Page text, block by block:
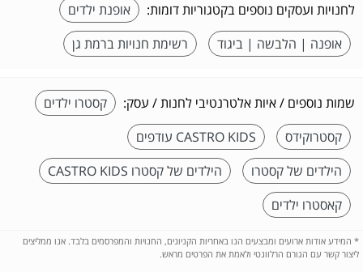
לחנויות ועסקים נוספים בקטגוריות דומות:
אופנת ילדים
אופנה | הלבשה | ביגוד
רשימת חנויות ברמת גן
שמות נוספים / איות אלטרנטיבי לחנות / עסק:
קסטרו ילדים
קסטרוקידס
CASTRO KIDS עודפים
הילדים של קסטרו
הילדים של קסטרו CASTRO KIDS
קאסטרו ילדים
* המידע אודות ארועים ומבצעים הנו באחריות הקניונים, החנויות והמפרסמים בלבד. אנו ממליצים
ליצור קשר עם הגורם הרלוונטי ולאמת את הפרטים מראש.